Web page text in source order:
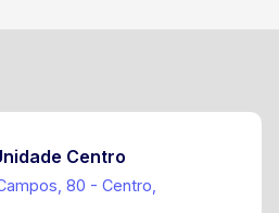
Centro
80 - Centro,